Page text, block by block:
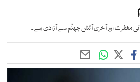
مغفرت اور آخری آتش جہنّم سے آزادی ہے۔